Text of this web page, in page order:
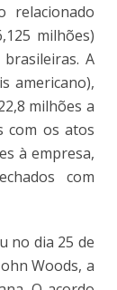
relacionado
milhões)
A
americano),
milhões a
com os atos
à empresa,
com
no dia 25 de
Woods, a